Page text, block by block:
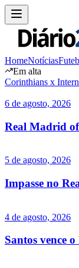
HomeNotícias
Em alta
Corinthians x
6 de agosto, 2026
Real Madrid
5 de agosto, 2026
Impasse no
4 de agosto, 2026
Santos vence